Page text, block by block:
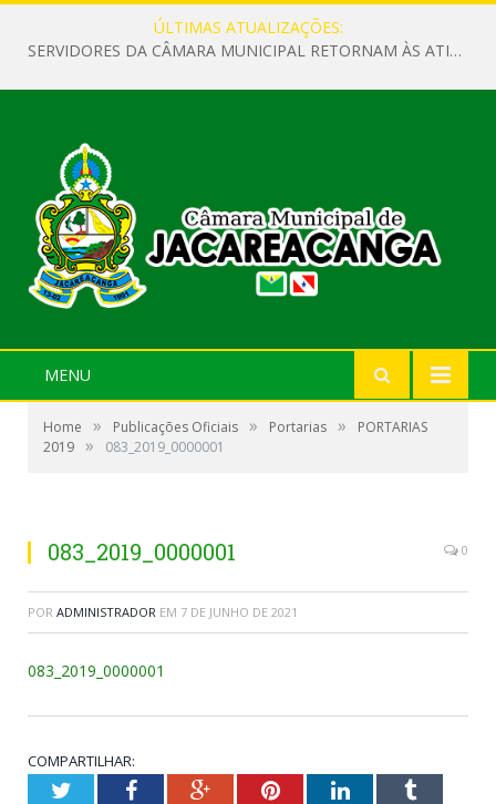
ÚLTIMAS ATUALIZAÇÕES:
SERVIDORES DA CÂMARA MUNICIPAL RETORNAM ÀS ATIVIDADES APÓS O RECESSO PARLAMENTAR
MENU
Home » Publicações Oficiais » Portarias »
PORTARIAS
2019 » 083_2019_0000001
083_2019_0000001 0
POR ADMINISTRADOR EM 7 DE JUNHO DE 2021
083_2019_0000001
COMPARTILHAR:
TwitterFacebookGoogle+PinterestLinkedInTumblr